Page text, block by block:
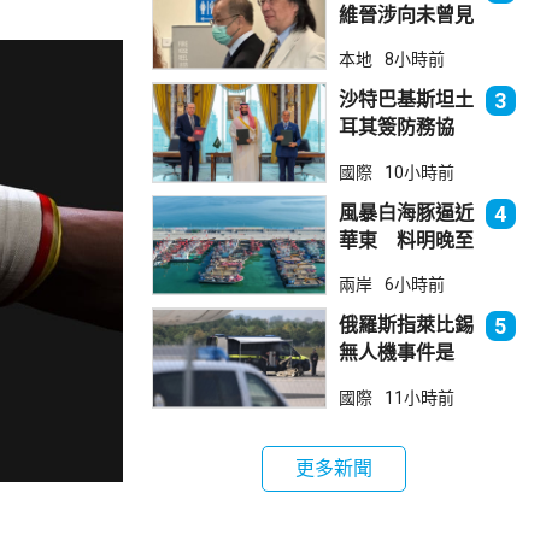
維晉涉向未曾見
委會繼續聆訊
本地 8小時前
沙特巴基斯坦土
耳其簽防務協
林團結
3
國際 10小時前
風暴白海豚逼近
華東 料明晚至
帶
4
兩岸 6小時前
俄羅斯指萊比錫
無人機事件是
5
國際 11小時前
更多新聞